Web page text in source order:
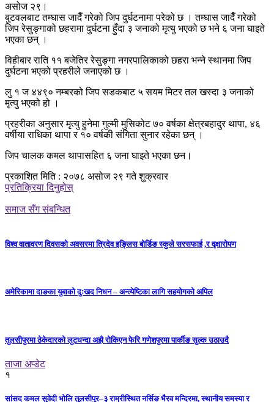
असोज २९।
बुटवलबाट तम्घास जादैँ गरेको जिप दुर्घटनामा परेको छ । तम्घास जादैँ गरेको
जिप रेसुङ्गाको छहरामा दुर्घटना हुँदा ३ जनाको मृत्यु भएको छ भने ६ जना घाइते
भएका छन् ।
विहीबार राति ११ बजेतिर रेसुङ्गा नगरपालिकाको छहरा भन्ने स्थानमा जिप
दुर्घटना भएको प्रहरीले जनाएको छ ।
लु १ ज ४४९० नम्बरको जिप सडकबाट ५ सयम मिटर तल खस्दा ३ जनाको
मृत्यु भएको हो ।
प्रहरीका अनुसार मृत्यु हुनेमा गुल्मी मुसिकोट ७० वर्षका क्षेत्रबहादुर थापा, ४६
वर्षीया राधिका थापा र १० वर्षकी संगिता सुनार रहेका छन् ।
जिप चालक कमल थापासहित ६ जना घाइते भएका छन।
प्रकाशित मिति : २०७८ असोज २९ गते शुक्रवार
प्रतिक्रिया दिनुहोस्
समाज सँग संबन्धित
विश्व वातावरण दिवसको अवसरमा त्रिदेव इङ्लिस बोर्डिङ स्कुले सरसफाई ,र वृक्षारोपण
अमेरिकामा दाङका युबाको दुःखद निधन – अन्त्येष्टिका लागि सहयोगको अपिल
तुलसीपुरमा ठेकेदारको लुटधन्दा अझै रोकिएन फेरि गणेशपुरमा पार्कीङ सुल्क उठाउदै
ताजा अप्डेट
१
सांसद कमल सुवेदी भोलि तुलसीपुर–३ राम्रीस्थित नर्सिङ भैरव मन्दिरमा, स्थानीय समस्या र